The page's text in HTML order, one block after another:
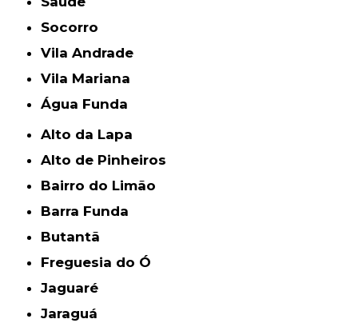
Socorro
Vila Andrade
Vila Mariana
Água Funda
Alto da Lapa
Alto de Pinheiros
Bairro do Limão
Barra Funda
Butantã
Freguesia do Ó
Jaguaré
Jaraguá